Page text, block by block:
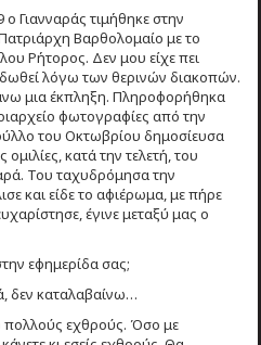
Γιανναράς τιμήθηκε στην
Βαρθολομαίο με το
Ρήτορος. Δεν μου είχε πει
λόγω των θερινών διακοπών.
μια έκπληξη. Πληροφορήθηκα
φωτογραφίες από την
του Οκτωβρίου δημοσίευσα
κατά την τελετή, του
Του ταχυδρόμησα την
και είδε το αφιέρωμα, με πήρε
έγινε μεταξύ μας ο
εφημερίδα σας;
δεν καταλαβαίνω…
εχθρούς. Όσο με